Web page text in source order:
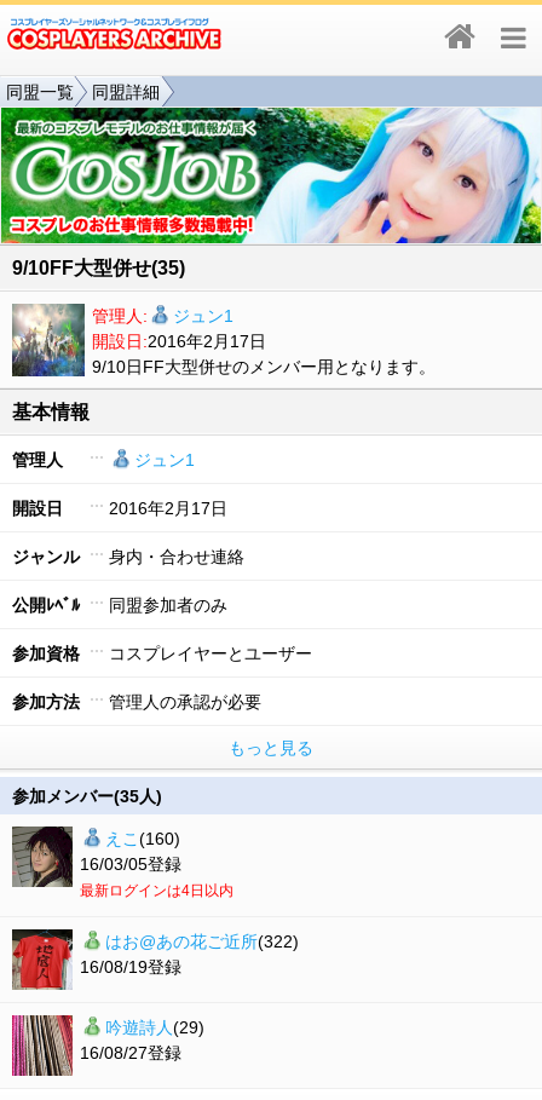
同盟一覧 同盟詳細
9/10FF大型併せ(35)
管理人:
ジュン1
開設日:2016年2月17日
9/10日FF大型併せのメンバー用となります。
基本情報
管理人 ジュン1
開設日 2016年2月17日
ジャンル 身内・合わせ連絡
公開ﾚﾍﾞﾙ 同盟参加者のみ
参加資格 コスプレイヤーとユーザー
参加方法 管理人の承認が必要
もっと見る
参加メンバー(35人)
えこ (160)
16/03/05登録
最新ログインは4日以内
はお@あの花ご近所(322)
16/08/19登録
吟遊詩人(29)
16/08/27登録